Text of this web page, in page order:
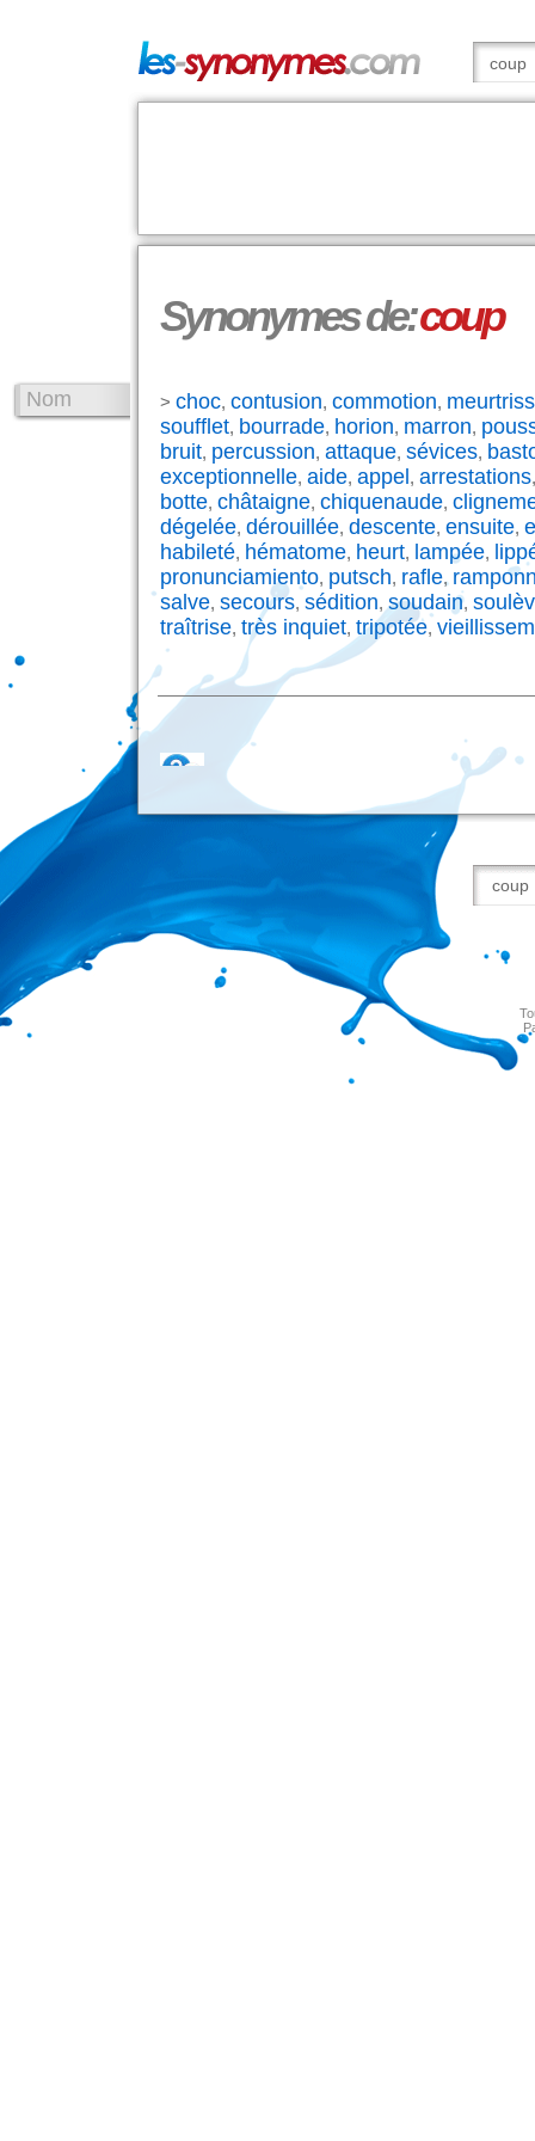
Synonymes de:coup
Nom > choc, contusion, commotion,
soufflet, bourrade, horion, marron,
bruit, percussion, attaque, sévices,
exceptionnelle, aide, appel , arrestations
botte, châtaigne, chiquenaude,
dégelée, dérouillée, descente, ensuite,
habileté, hématome, heurt, lampée,
pronunciamiento, putsch, rafle,
salve, secours, sédition, soudain,
traîtrise, très inquiet, tripotée,